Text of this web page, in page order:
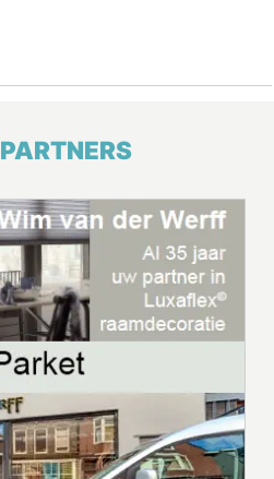
PARTNERS